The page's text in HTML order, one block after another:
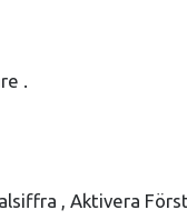
.
, Aktivera